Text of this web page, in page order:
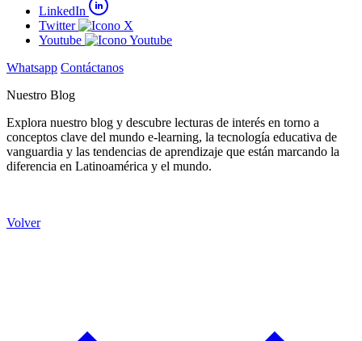
LinkedIn
Twitter
Youtube
Whatsapp Contáctanos
Nuestro Blog
Explora nuestro blog y descubre lecturas de interés en torno a
conceptos clave del mundo e-learning, la tecnología educativa de
vanguardia y las tendencias de aprendizaje que están marcando la
diferencia en Latinoamérica y el mundo.
Volver